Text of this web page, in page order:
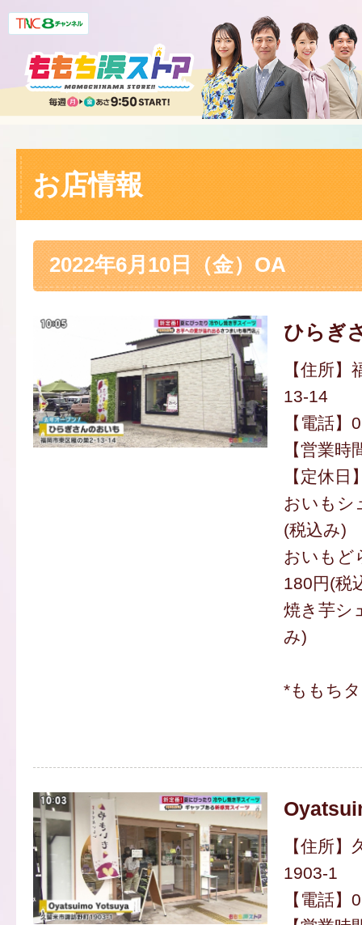
お店情報
2022年6月10日（金）OA
ひらぎ
【住所
13-14
【電話
【営業
【定休日
おいもシ
(税込み)
おいもど
180円(税
焼き芋シ
み)
*ももち
【住所
1903-1
【電話